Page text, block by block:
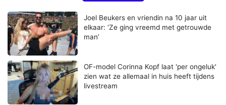
Joel Beukers en vriendin na 10 jaar uit
elkaar: ‘Ze ging vreemd met getrouwde
man’
OF-model Corinna Kopf laat 'per ongeluk'
zien wat ze allemaal in huis heeft tijdens
livestream